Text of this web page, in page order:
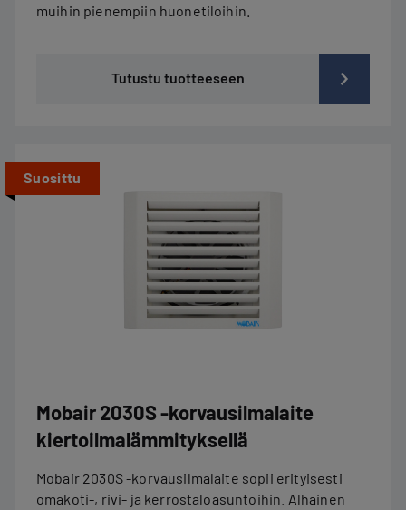
muihin pienempiin huonetiloihin.
Tutustu tuotteeseen
Suosittu
Mobair 2030S -korvausilmalaite
kiertoilma­lämmityksellä
Mobair 2030S -korvausilmalaite sopii erityisesti
omakoti-, rivi- ja kerrostaloasuntoihin. Alhainen